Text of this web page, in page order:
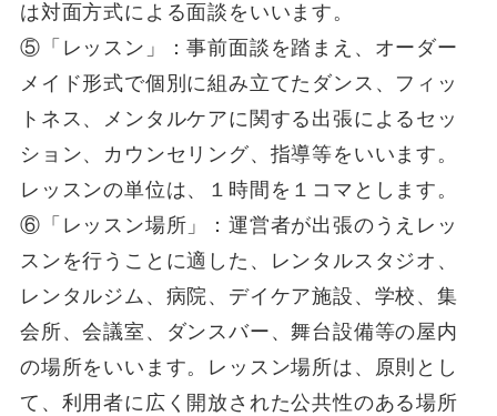
は対面方式による面談をいいます。
⑤「レッスン」：事前面談を踏まえ、オーダー
メイド形式で個別に組み立てたダンス、フィッ
トネス、メンタルケアに関する出張によるセッ
ション、カウンセリング、指導等をいいます。
レッスンの単位は、１時間を１コマとします。
⑥「レッスン場所」：運営者が出張のうえレッ
スンを行うことに適した、レンタルスタジオ、
レンタルジム、病院、デイケア施設、学校、集
会所、会議室、ダンスバー、舞台設備等の屋内
の場所をいいます。レッスン場所は、原則とし
て、利用者に広く開放された公共性のある場所